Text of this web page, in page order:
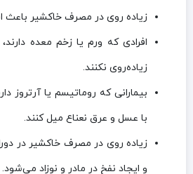
زیاده روی در مصرف خاکشیر
افرادی که ورم یا زخم معده
زیاده‌روی نکنند.
بیمارانی که روماتیسم یا آرتروز
با عسل و عرق نعناع میل کنند.
زیاده روی در مصرف خاکشیر در
و ایجاد نفخ در مادر و نوزاد می‌شود.